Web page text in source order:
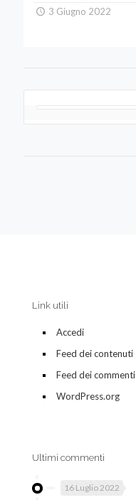
3 Giugno 2022
Link utili
Accedi
Feed dei contenuti
Feed dei commenti
WordPress.org
Ultimi commenti
16 Luglio 2022